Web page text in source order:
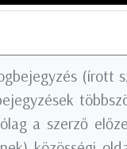
(írott
a szerző